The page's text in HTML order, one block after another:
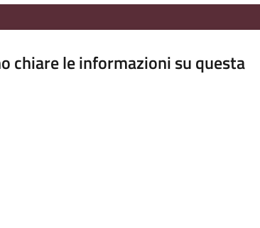
chiare le informazioni su questa